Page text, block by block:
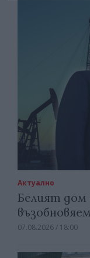
Актуално
Белият дом
07.08.2026 / 18:00